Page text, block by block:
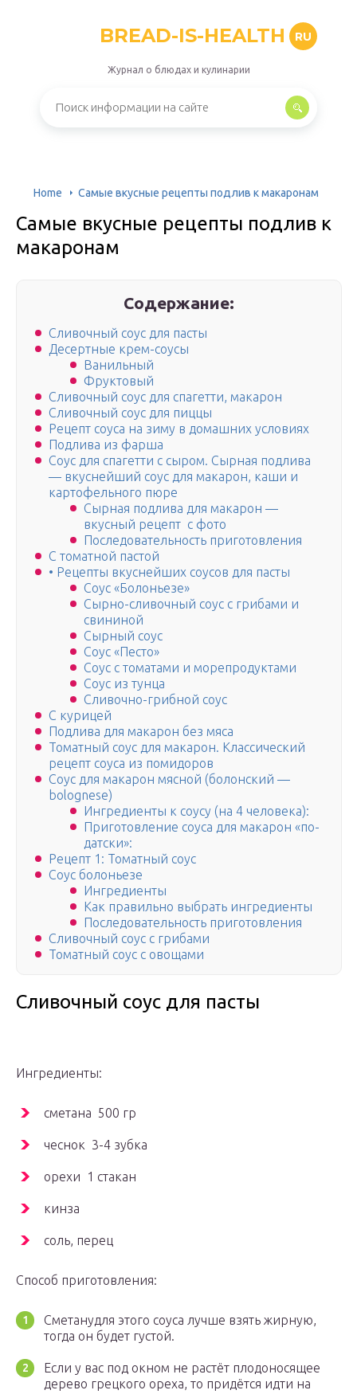
BREAD-IS-HEALTH RU
Журнал о блюдах и кулинарии
Home Самые вкусные рецепты подлив к макаронам
Самые вкусные рецепты подлив к
макаронам
Содержание:
Сливочный соус для пасты
Десертные крем-соусы
Ванильный
Фруктовый
Сливочный соус для спагетти, макарон
Сливочный соус для пиццы
Рецепт соуса на зиму в домашних условиях
Подлива из фарша
Соус для спагетти с сыром. Сырная подлива
— вкуснейший соус для макарон, каши и
картофельного пюре
Сырная подлива для макарон —
вкусный рецепт с фото
Последовательность приготовления
С томатной пастой
• Рецепты вкуснейших соусов для пасты
Соус «Болоньезе»
Сырно-сливочный соус с грибами и
свининой
Сырный соус
Соус «Песто»
Соус с томатами и морепродуктами
Соус из тунца
Сливочно-грибной соус
С курицей
Подлива для макарон без мяса
Томатный соус для макарон. Классический
рецепт соуса из помидоров
Соус для макарон мясной (болонский —
bolognese)
Ингредиенты к соусу (на 4 человека):
Приготовление соуса для макарон «по-
датски»:
Рецепт 1: Томатный соус
Соус болоньезе
Ингредиенты
Как правильно выбрать ингредиенты
Последовательность приготовления
Сливочный соус с грибами
Томатный соус с овощами
Сливочный соус для пасты
Ингредиенты:
сметана 500 гр
чеснок 3-4 зубка
орехи 1 стакан
кинза
соль, перец
Способ приготовления:
Сметанудля этого соуса лучше взять жирную,
тогда он будет густой.
Если у вас под окном не растёт плодоносящее
дерево грецкого ореха, то придётся идти на